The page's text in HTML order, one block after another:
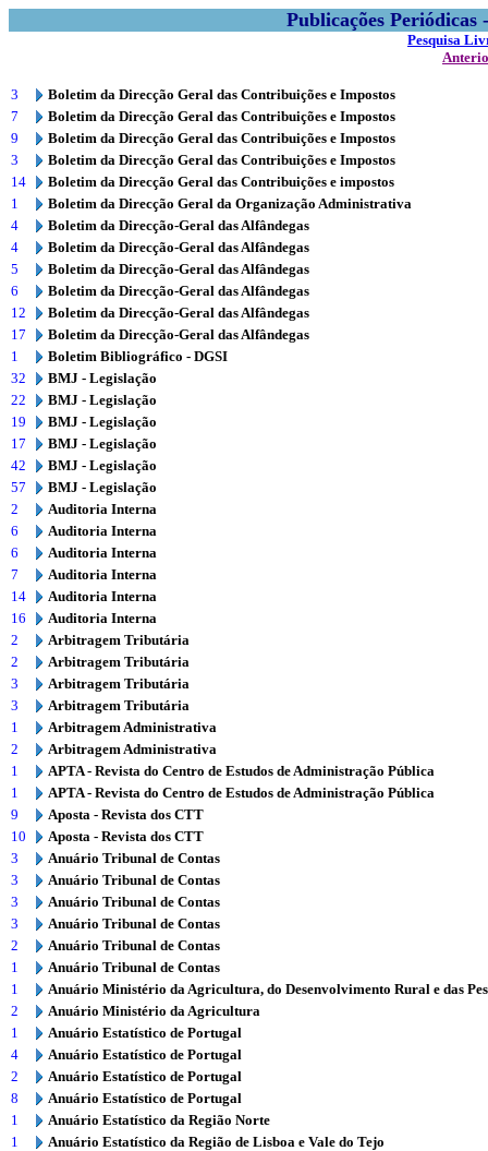
Publicações
Pesquisa
3
Boletim da Direcção Geral das Contribuições e Impostos
7
Boletim da Direcção Geral das Contribuições e Impostos
9
Boletim da Direcção Geral das Contribuições e Impostos
3
Boletim da Direcção Geral das Contribuições e Impostos
14
Boletim da Direcção Geral das Contribuições e impostos
1
Boletim da Direcção Geral da Organização Administrativa
4
Boletim da Direcção-Geral das Alfândegas
4
Boletim da Direcção-Geral das Alfândegas
5
Boletim da Direcção-Geral das Alfândegas
6
Boletim da Direcção-Geral das Alfândegas
12
Boletim da Direcção-Geral das Alfândegas
17
Boletim da Direcção-Geral das Alfândegas
1
Boletim Bibliográfico - DGSI
32
BMJ - Legislação
22
BMJ - Legislação
19
BMJ - Legislação
17
BMJ - Legislação
42
BMJ - Legislação
57
BMJ - Legislação
2
Auditoria Interna
6
Auditoria Interna
6
Auditoria Interna
7
Auditoria Interna
14
Auditoria Interna
16
Auditoria Interna
2
Arbitragem Tributária
2
Arbitragem Tributária
3
Arbitragem Tributária
3
Arbitragem Tributária
1
Arbitragem Administrativa
2
Arbitragem Administrativa
1
APTA - Revista do Centro de Estudos de Administração Pública
1
APTA - Revista do Centro de Estudos de Administração Pública
9
Aposta - Revista dos CTT
10
Aposta - Revista dos CTT
3
Anuário Tribunal de Contas
3
Anuário Tribunal de Contas
3
Anuário Tribunal de Contas
3
Anuário Tribunal de Contas
2
Anuário Tribunal de Contas
1
Anuário Tribunal de Contas
1
Anuário Ministério da Agricultura, do Desenvolvimento Rural e das
2
Anuário Ministério da Agricultura
1
Anuário Estatístico de Portugal
4
Anuário Estatístico de Portugal
2
Anuário Estatístico de Portugal
8
Anuário Estatístico de Portugal
1
Anuário Estatístico da Região Norte
1
Anuário Estatístico da Região de Lisboa e Vale do Tejo